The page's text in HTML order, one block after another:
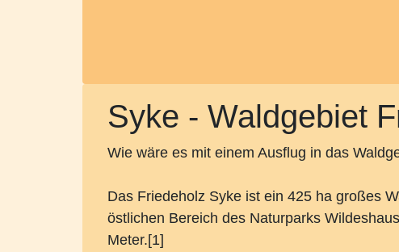
Syke - Waldgebiet
Wie wäre es mit einem Ausflug in das
Das Friedeholz Syke ist ein 425 ha großes
östlichen Bereich des Naturparks
Meter.[1]